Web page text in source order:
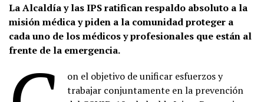
La Alcaldía y las IPS ratifican respaldo absoluto a la
misión médica y piden a la comunidad proteger a
cada uno de los médicos y profesionales que están al
frente de la emergencia.
on el objetivo de unificar esfuerzos y
trabajar conjuntamente en la prevención